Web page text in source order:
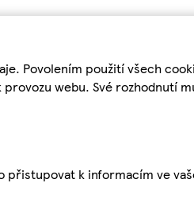
Povolením použití všech
webu. Své rozhodnutí
přistupovat k informacím ve